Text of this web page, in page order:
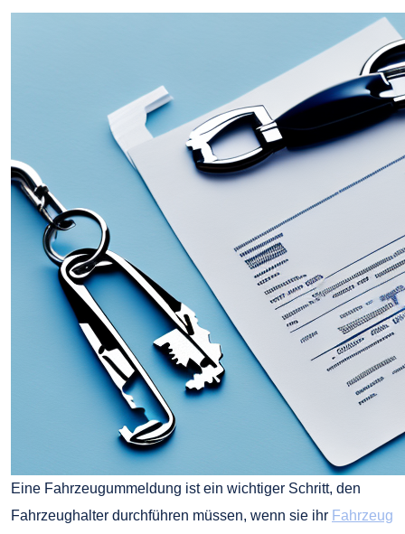
Eine Fahrzeugummeldung ist ein wichtiger Schritt, den
Fahrzeughalter durchführen müssen, wenn sie ihr Fahrzeug